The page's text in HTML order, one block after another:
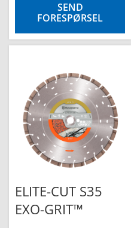
SEND
FORESPØRSEL
ELITE-CUT S35
EXO-GRIT™